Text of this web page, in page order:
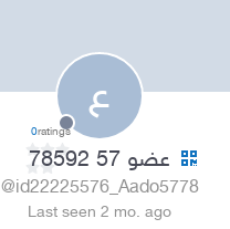
ع
0ratings
عضو 57 78592
@id22225576_Aado5778
Last seen 2 mo. ago